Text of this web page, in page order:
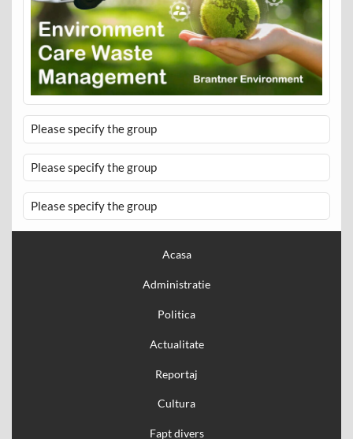
Please specify the group
Please specify the group
Please specify the group
Acasa
Administratie
Politica
Actualitate
Reportaj
Cultura
Fapt divers